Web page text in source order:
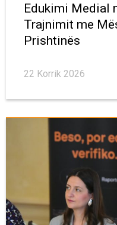
Edukimi Medial
Trajnimit me
Prishtinës
22 Korrik 2026